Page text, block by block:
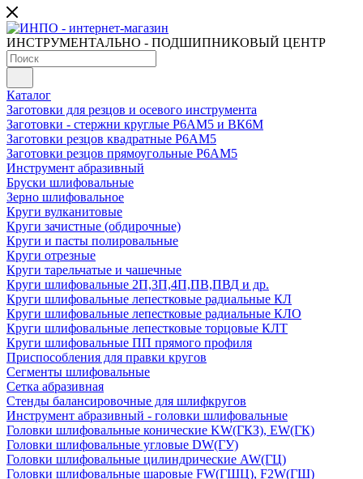
ИНСТРУМЕНТАЛЬНО - ПОДШИПНИКОВЫЙ ЦЕНТР
Каталог
Заготовки для резцов и осевого инструмента
Заготовки - стержни круглые Р6АМ5 и ВК6М
Заготовки резцов квадратные Р6АМ5
Заготовки резцов прямоугольные Р6АМ5
Инструмент абразивный
Бруски шлифовальные
Зерно шлифовальное
Круги вулканитовые
Круги зачистные (обдирочные)
Круги и пасты полировальные
Круги отрезные
Круги тарельчатые и чашечные
Круги шлифовальные 2П,3П,4П,ПВ,ПВД и др.
Круги шлифовальные лепестковые радиальные КЛ
Круги шлифовальные лепестковые радиальные КЛО
Круги шлифовальные лепестковые торцовые КЛТ
Круги шлифовальные ПП прямого профиля
Приспособления для правки кругов
Сегменты шлифовальные
Сетка абразивная
Стенды балансировочные для шлифкругов
Инструмент абразивный - головки шлифовальные
Головки шлифовальные конические KW(ГКЗ), EW(ГК)
Головки шлифовальные угловые DW(ГУ)
Головки шлифовальные цилиндрические AW(ГЦ)
Головки шлифовальные шаровые FW(ГШЦ), F2W(ГШ)